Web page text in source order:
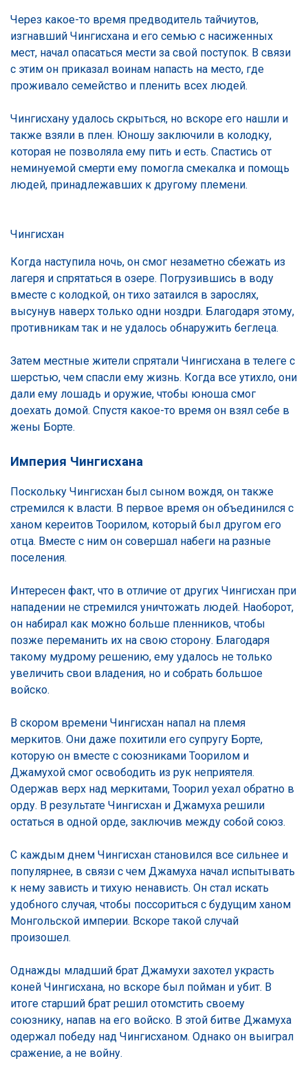
Через какое-то время предводитель тайчиутов,
изгнавший Чингисхана и его семью с насиженных
мест, начал опасаться мести за свой поступок. В связи
с этим он приказал воинам напасть на место, где
проживало семейство и пленить всех людей.
Чингисхану удалось скрыться, но вскоре его нашли и
также взяли в плен. Юношу заключили в колодку,
которая не позволяла ему пить и есть. Спастись от
неминуемой смерти ему помогла смекалка и помощь
людей, принадлежавших к другому племени.
Чингисхан
Когда наступила ночь, он смог незаметно сбежать из
лагеря и спрятаться в озере. Погрузившись в воду
вместе с колодкой, он тихо затаился в зарослях,
высунув наверх только одни ноздри. Благодаря этому,
противникам так и не удалось обнаружить беглеца.
Затем местные жители спрятали Чингисхана в телеге с
шерстью, чем спасли ему жизнь. Когда все утихло, они
дали ему лошадь и оружие, чтобы юноша смог
доехать домой. Спустя какое-то время он взял себе в
жены Борте.
Империя Чингисхана
Поскольку Чингисхан был сыном вождя, он также
стремился к власти. В первое время он объединился с
ханом кереитов Тоорилом, который был другом его
отца. Вместе с ним он совершал набеги на разные
поселения.
Интересен факт, что в отличие от других Чингисхан при
нападении не стремился уничтожать людей. Наоборот,
он набирал как можно больше пленников, чтобы
позже переманить их на свою сторону. Благодаря
такому мудрому решению, ему удалось не только
увеличить свои владения, но и собрать большое
войско.
В скором времени Чингисхан напал на племя
меркитов. Они даже похитили его супругу Борте,
которую он вместе с союзниками Тоорилом и
Джамухой смог освободить из рук неприятеля.
Одержав верх над меркитами, Тоорил уехал обратно в
орду. В результате Чингисхан и Джамуха решили
остаться в одной орде, заключив между собой союз.
С каждым днем Чингисхан становился все сильнее и
популярнее, в связи с чем Джамуха начал испытывать
к нему зависть и тихую ненависть. Он стал искать
удобного случая, чтобы поссориться с будущим ханом
Монгольской империи. Вскоре такой случай
произошел.
Однажды младший брат Джамухи захотел украсть
коней Чингисхана, но вскоре был пойман и убит. В
итоге старший брат решил отомстить своему
союзнику, напав на его войско. В этой битве Джамуха
одержал победу над Чингисханом. Однако он выиграл
сражение, а не войну.